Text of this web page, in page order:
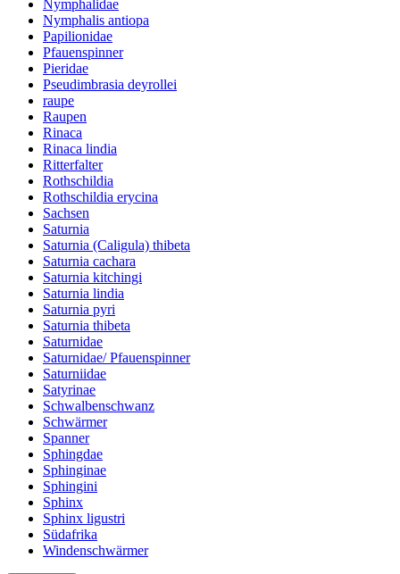
Nymphalidae
Nymphalis antiopa
Papilionidae
Pfauenspinner
Pieridae
Pseudimbrasia deyrollei
raupe
Raupen
Rinaca
Rinaca lindia
Ritterfalter
Rothschildia
Rothschildia erycina
Sachsen
Saturnia
Saturnia (Caligula) thibeta
Saturnia cachara
Saturnia kitchingi
Saturnia lindia
Saturnia pyri
Saturnia thibeta
Saturnidae
Saturnidae/ Pfauenspinner
Saturniidae
Satyrinae
Schwalbenschwanz
Schwärmer
Spanner
Sphingdae
Sphinginae
Sphingini
Sphinx
Sphinx ligustri
Südafrika
Windenschwärmer